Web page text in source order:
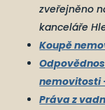
zveřejněno
kanceláře
Koupě
nemovitosti
Práva z